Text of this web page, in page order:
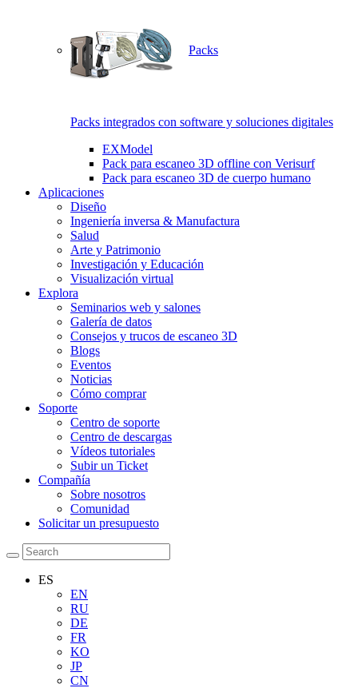
Packs
Packs integrados con software y soluciones digitales
EXModel
Pack para escaneo 3D offline con Verisurf
Pack para escaneo 3D de cuerpo humano
Aplicaciones
Diseño
Ingeniería inversa & Manufactura
Salud
Arte y Patrimonio
Investigación y Educación
Visualización virtual
Explora
Seminarios web y salones
Galería de datos
Consejos y trucos de escaneo 3D
Blogs
Eventos
Noticias
Cómo comprar
Soporte
Centro de soporte
Centro de descargas
Vídeos tutoriales
Subir un Ticket
Compañía
Sobre nosotros
Comunidad
Solicitar un presupuesto
ES
EN
RU
DE
FR
KO
JP
CN